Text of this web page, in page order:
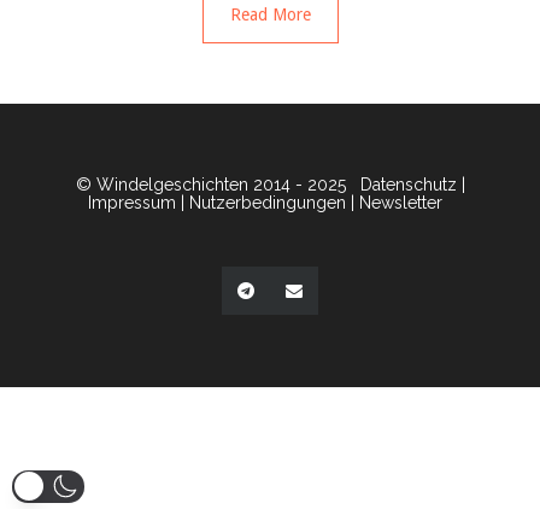
Read More
© Windelgeschichten 2014 - 2025 Datenschutz
Impressum
Nutzerbedingungen Newsletter